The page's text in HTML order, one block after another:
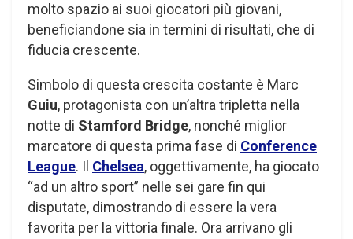
molto spazio ai suoi giocatori più giovani,
beneficiandone sia in termini di risultati, che di
fiducia crescente.
Simbolo di questa crescita costante è Marc
Guiu, protagonista con un’altra tripletta nella
notte di Stamford Bridge, nonché miglior
marcatore di questa prima fase di Conference
League. Il Chelsea, oggettivamente, ha giocato
“ad un altro sport” nelle sei gare fin qui
disputate, dimostrando di essere la vera
favorita per la vittoria finale. Ora arrivano gli